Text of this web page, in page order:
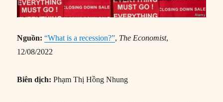
Nguồn:“What is a recession?”, The Economist,
12/08/2022
Biên dịch: Phạm Thị Hồng Nhung